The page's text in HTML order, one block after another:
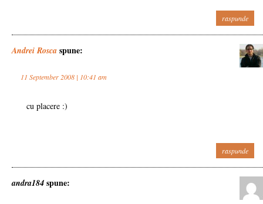
raspunde
Andrei Rosca spune:
11 September 2008 | 10:41 am
cu placere :)
raspunde
andra184 spune: